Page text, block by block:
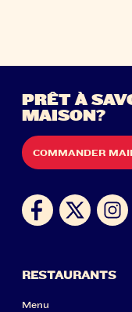
PRÊT À
MAISON?
COMMANDER
RESTAURANTS
Menu